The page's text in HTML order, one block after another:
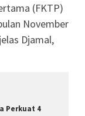
(FKTP)
November
Djamal,
Perkuat 4